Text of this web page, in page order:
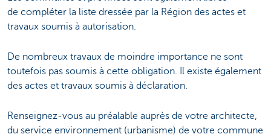
de compléter la liste dressée par la Région des actes et
travaux soumis à autorisation.
De nombreux travaux de moindre importance ne sont
toutefois pas soumis à cette obligation. Il existe également
des actes et travaux soumis à déclaration.
Renseignez-vous au préalable auprès de votre architecte,
du service environnement (urbanisme) de votre commune